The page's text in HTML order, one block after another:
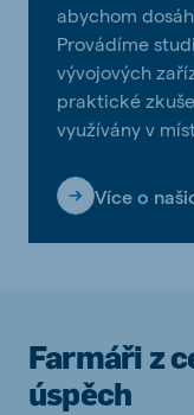
abychom
Provádíme
vývojových
praktické
využívány v
Více o
Farmáři z
úspěch